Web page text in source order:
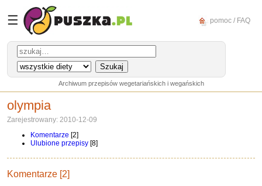
☰ pomoc / FAQ
Archiwum przepisów wegetariańskich i wegańskich
olympia
Zarejestrowany: 2010-12-09
Komentarze [2]
Ulubione przepisy [8]
Komentarze [2]